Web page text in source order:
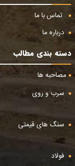
تماس با ما
درباره ما
دسته بندی مطالب
مصاحبه ها
سرب و روی
سنگ های قیمتی
فولاد